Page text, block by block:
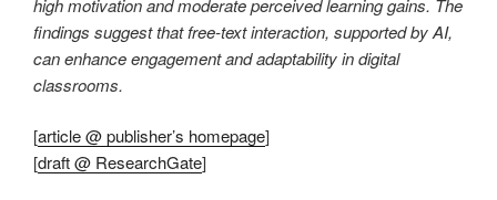
high motivation and moderate perceived learning gains. The
findings suggest that free-text interaction, supported by AI,
can enhance engagement and adaptability in digital
classrooms.
[article @ publisher’s homepage]
[draft @ ResearchGate]